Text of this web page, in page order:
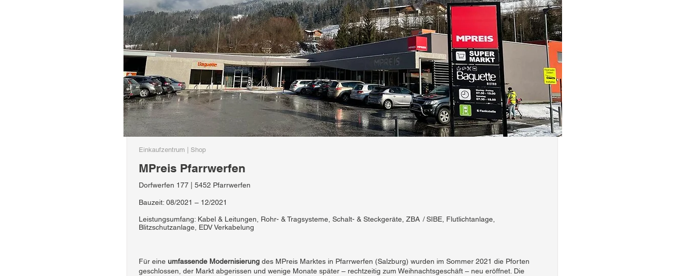
Einkaufzentrum | Shop
MPreis Pfarrwerfen
Dorfwerfen 177 | 5452 Pfarrwerfen
Bauzeit: 08/2021 – 12/2021
Leistungsumfang: Kabel & Leitungen, Rohr- & Tragsysteme, Schalt- & Steckgeräte, ZBA / SIBE, Flutlichtanlage,
Blitzschutzanlage, EDV Verkabelung
Für eine umfassende Modernisierung des MPreis Marktes in Pfarrwerfen (Salzburg) wurden im Sommer 2021 die Pforten
geschlossen, der Markt abgerissen und wenige Monate später – rechtzeitig zum Weihnachtsgeschäft – neu eröffnet. Die